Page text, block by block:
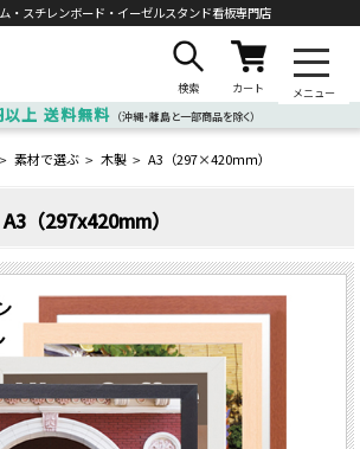
・スチレンボード・ イーゼルスタンド看板専門店
検索 カート メニュー
上 送料無料 （沖縄・離島と一部商品を除く）
> 素材で選ぶ > 木製 > A3（297×420ｍｍ）
（297x420mm）